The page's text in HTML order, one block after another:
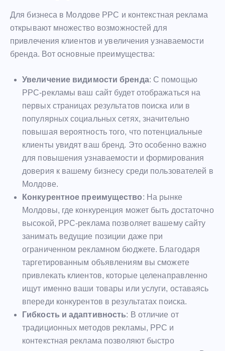
Для бизнеса в Молдове PPC и контекстная реклама
открывают множество возможностей для
привлечения клиентов и увеличения узнаваемости
бренда. Вот основные преимущества:
Увеличение видимости бренда: С помощью
PPC-рекламы ваш сайт будет отображаться на
первых страницах результатов поиска или в
популярных социальных сетях, значительно
повышая вероятность того, что потенциальные
клиенты увидят ваш бренд. Это особенно важно
для повышения узнаваемости и формирования
доверия к вашему бизнесу среди пользователей в
Молдове.
Конкурентное преимущество: На рынке
Молдовы, где конкуренция может быть достаточно
высокой, PPC-реклама позволяет вашему сайту
занимать ведущие позиции даже при
ограниченном рекламном бюджете. Благодаря
таргетированным объявлениям вы сможете
привлекать клиентов, которые целенаправленно
ищут именно ваши товары или услуги, оставаясь
впереди конкурентов в результатах поиска.
Гибкость и адаптивность: В отличие от
традиционных методов рекламы, PPC и
контекстная реклама позволяют быстро